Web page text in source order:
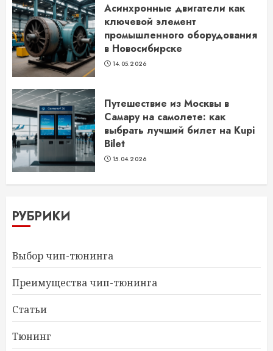
Асинхронные двигатели как
ключевой элемент
промышленного оборудования
в Новосибирске
14.05.2026
Путешествие из Москвы в
Самару на самолете: как
выбрать лучший билет на Kupi
Bilet
15.04.2026
РУБРИКИ
Выбор чип-тюнинга
Преимущества чип-тюнинга
Статьи
Тюнинг